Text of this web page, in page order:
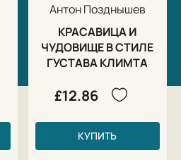
Антон Позднышев
КРАСАВИЦА И
ЧУДОВИЩЕ В СТИЛЕ
ГУСТАВА КЛИМТА
£12.86
КУПИТЬ